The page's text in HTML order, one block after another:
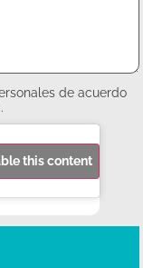
de acuerdo
this content